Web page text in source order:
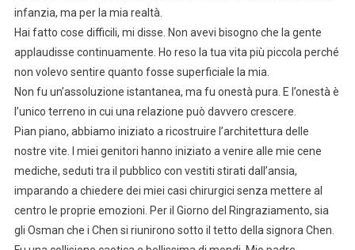
infanzia, ma per la mia realtà.
Hai fatto cose difficili, mi disse. Non avevi bisogno che la gente
applaudisse continuamente. Ho reso la tua vita più piccola perché
non volevo sentire quanto fosse superficiale la mia.
Non fu un’assoluzione istantanea, ma fu onestà pura. E l’onestà è
l’unico terreno in cui una relazione può davvero crescere.
Pian piano, abbiamo iniziato a ricostruire l’architettura delle
nostre vite. I miei genitori hanno iniziato a venire alle mie cene
mediche, seduti tra il pubblico con vestiti stirati dall’ansia,
imparando a chiedere dei miei casi chirurgici senza mettere al
centro le proprie emozioni. Per il Giorno del Ringraziamento, sia
gli Osman che i Chen si riunirono sotto il tetto della signora Chen.